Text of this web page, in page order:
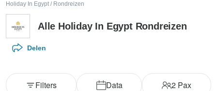
Holiday In Egypt / Rondreizen
Alle Holiday In Egypt Rondreizen
Delen
Data 2 Pax
Filters